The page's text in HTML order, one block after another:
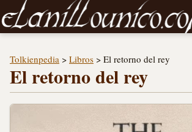
Noticias sobre Tolkien: El Señor de los Anillos, Los Anillos de
Tolkienpedia > Libros > El retorno del rey
El retorno del rey